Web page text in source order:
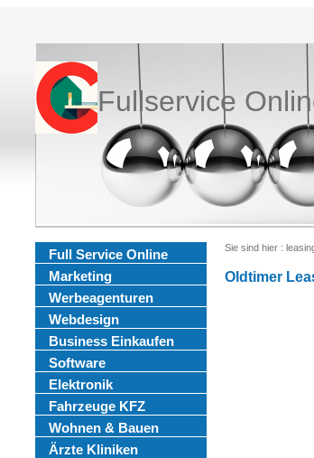
Fullservice
Full Service Online
Marketing
Werbeagenturen
Webdesign
Business Einkaufen
Software
Elektronik
Fahrzeuge KFZ
Wohnen & Bauen
Ärzte Kliniken
Sie sind hier :
Oldtimer